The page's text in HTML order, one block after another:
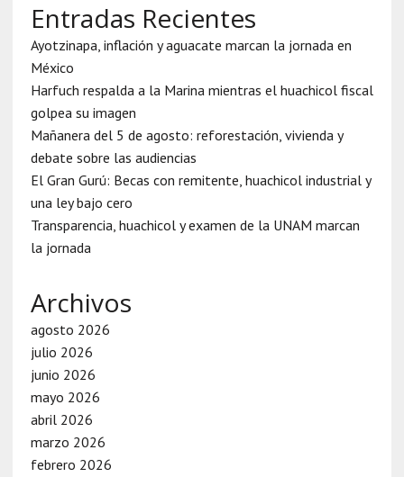
Entradas Recientes
Ayotzinapa, inflación y aguacate marcan la jornada en
México
Harfuch respalda a la Marina mientras el huachicol fiscal
golpea su imagen
Mañanera del 5 de agosto: reforestación, vivienda y
debate sobre las audiencias
El Gran Gurú: Becas con remitente, huachicol industrial y
una ley bajo cero
Transparencia, huachicol y examen de la UNAM marcan
la jornada
Archivos
agosto 2026
julio 2026
junio 2026
mayo 2026
abril 2026
marzo 2026
febrero 2026